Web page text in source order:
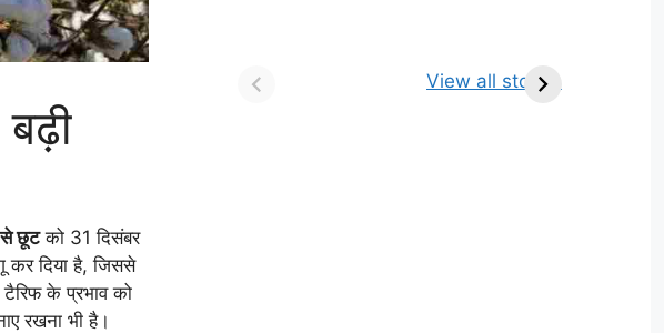
छूटको 31 दिसंबर
कर दिया है, जिससे
के प्रभाव को
रखना भी है।
View all stories
किसे कहते है? परिभाषा,
ज्योतिर्लिंग | नाम, स्थान एवं